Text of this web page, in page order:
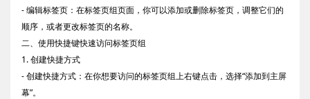
- 编辑标签页：在标签页组页面，你可以添加或删除标签页，调整它们的
顺序，或者更改标签页的名称。
二、使用快捷键快速访问标签页组
1. 创建快捷方式
- 创建快捷方式：在你想要访问的标签页组上右键点击，选择“添加到主屏
幕”。